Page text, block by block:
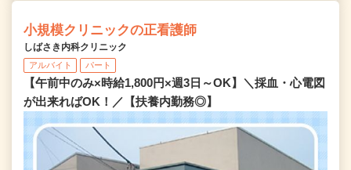
小規模クリニックの正看護師
しばさき内科クリニック
アルバイト パート
【午前中のみ×時給1,800円×週3日～OK】＼採血・心電図
が出来ればOK！／【扶養内勤務◎】